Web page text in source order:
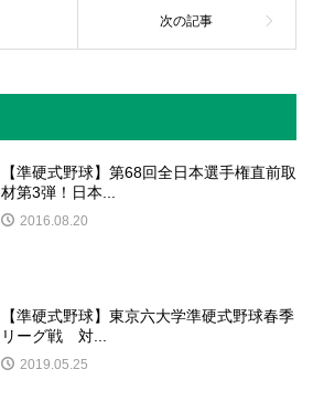
【準硬式野球】第68回全日本選手権直前取
材第3弾！日本...
2016.08.20
【準硬式野球】東京六大学準硬式野球春季
リーグ戦 対...
2019.05.25